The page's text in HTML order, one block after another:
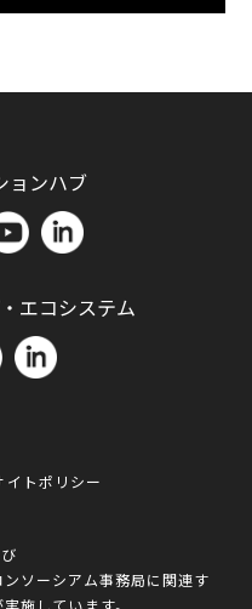
ョンハブ
エコシステム
イトポリシー
ソーシアム事務局に関連す
施しています。